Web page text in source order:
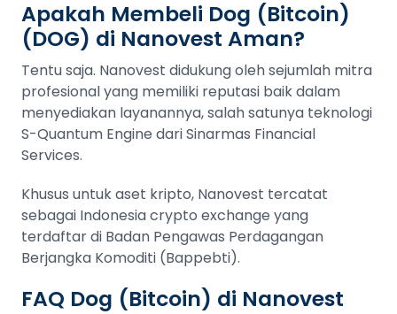
Apakah Membeli Dog (Bitcoin)
(DOG) di Nanovest Aman?
Tentu saja. Nanovest didukung oleh sejumlah mitra
profesional yang memiliki reputasi baik dalam
menyediakan layanannya, salah satunya teknologi
S-Quantum Engine dari Sinarmas Financial
Services.
Khusus untuk aset kripto, Nanovest tercatat
sebagai Indonesia crypto exchange yang
terdaftar di Badan Pengawas Perdagangan
Berjangka Komoditi (Bappebti).
FAQ Dog (Bitcoin) di Nanovest